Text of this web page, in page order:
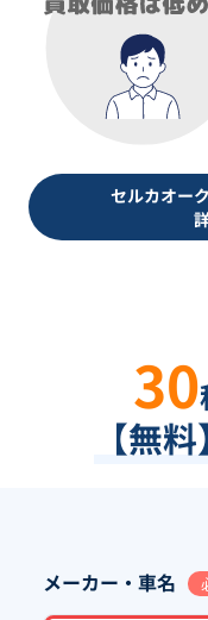
セルカオー
30
【無
メーカー・車名